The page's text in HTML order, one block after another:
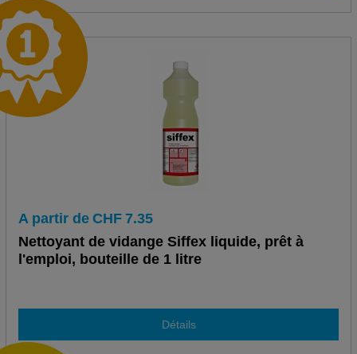
A partir de CHF 7.35
Nettoyant de vidange Siffex liquide, prêt à
l'emploi, bouteille de 1 litre
Détails